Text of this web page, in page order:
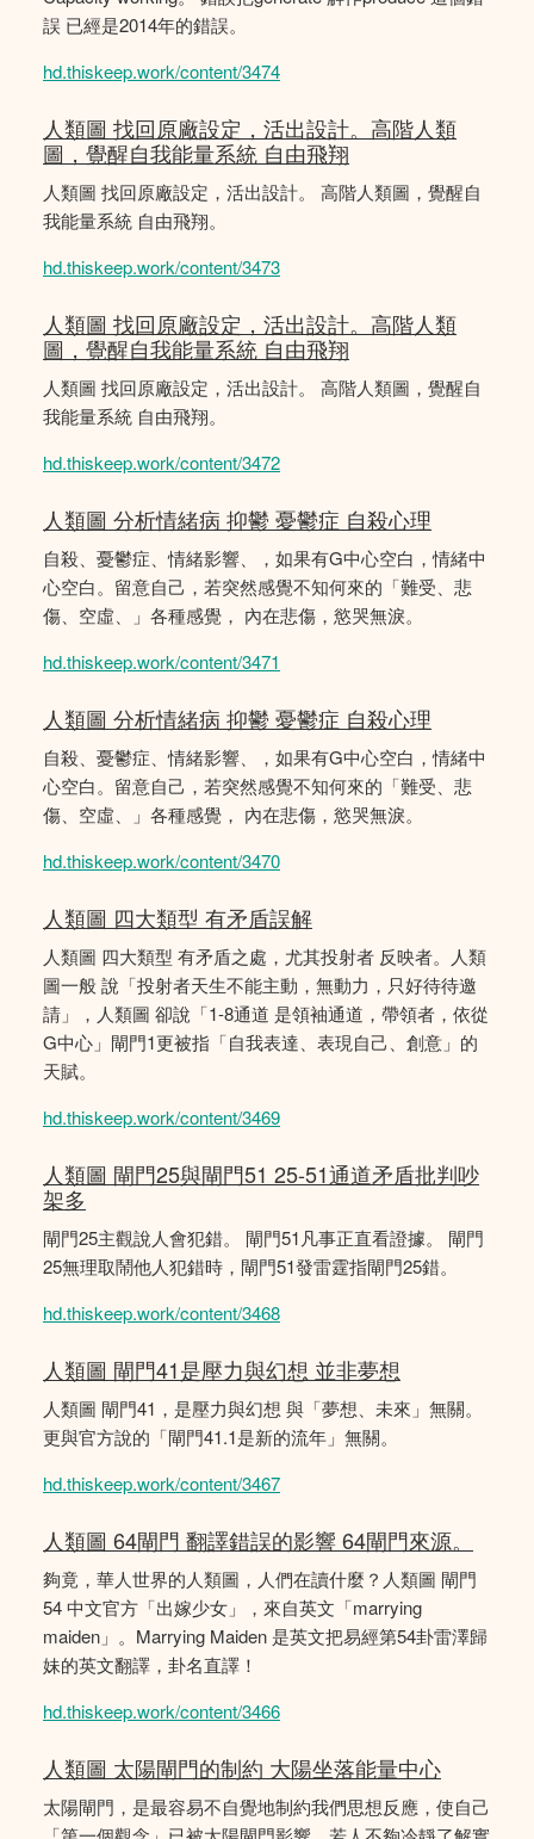
誤 已經是2014年的錯誤。
hd.thiskeep.work/content/3474
人類圖 找回原廠設定，活出設計。高階人類
圖，覺醒自我能量系統 自由飛翔
人類圖 找回原廠設定，活出設計。 高階人類圖，覺醒自
我能量系統 自由飛翔。
hd.thiskeep.work/content/3473
人類圖 找回原廠設定，活出設計。高階人類
圖，覺醒自我能量系統 自由飛翔
人類圖 找回原廠設定，活出設計。 高階人類圖，覺醒自
我能量系統 自由飛翔。
hd.thiskeep.work/content/3472
人類圖 分析情緒病 抑鬱 憂鬱症 自殺心理
自殺、憂鬱症、情緒影響、，如果有G中心空白，情緒中
心空白。留意自己，若突然感覺不知何來的「難受、悲
傷、空虛、」各種感覺， 內在悲傷，慾哭無淚。
hd.thiskeep.work/content/3471
人類圖 分析情緒病 抑鬱 憂鬱症 自殺心理
自殺、憂鬱症、情緒影響、，如果有G中心空白，情緒中
心空白。留意自己，若突然感覺不知何來的「難受、悲
傷、空虛、」各種感覺， 內在悲傷，慾哭無淚。
hd.thiskeep.work/content/3470
人類圖 四大類型 有矛盾誤解
人類圖 四大類型 有矛盾之處，尤其投射者 反映者。人類
圖一般 說「投射者天生不能主動，無動力，只好待待邀
請」，人類圖 卻說「1-8通道 是領袖通道，帶領者，依從
G中心」閘門1更被指「自我表達、表現自己、創意」的
天賦。
hd.thiskeep.work/content/3469
人類圖 閘門25與閘門51 25-51通道矛盾批判吵
架多
閘門25主觀說人會犯錯。 閘門51凡事正直看證據。 閘門
25無理取鬧他人犯錯時，閘門51發雷霆指閘門25錯。
hd.thiskeep.work/content/3468
人類圖 閘門41是壓力與幻想 並非夢想
人類圖 閘門41，是壓力與幻想 與「夢想、未來」無關。
更與官方說的「閘門41.1是新的流年」無關。
hd.thiskeep.work/content/3467
人類圖 64閘門 翻譯錯誤的影響 64閘門來源。
夠竟，華人世界的人類圖，人們在讀什麼？人類圖 閘門
54 中文官方「出嫁少女」，來自英文「marrying
maiden」。Marrying Maiden 是英文把易經第54卦雷澤歸
妹的英文翻譯，卦名直譯！
hd.thiskeep.work/content/3466
人類圖 太陽閘門的制約 大陽坐落能量中心
太陽閘門，是最容易不自覺地制約我們思想反應，使自己